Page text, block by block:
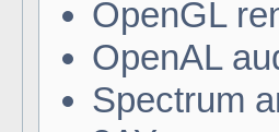
OpenGL
OpenAL
Spectrum